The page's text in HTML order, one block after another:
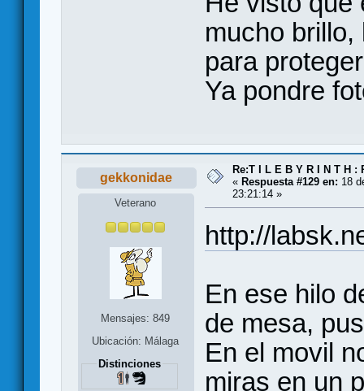
mucho
para
Ya pondre
gekkonidae
Veterano
Mensajes: 849
Ubicación: Málaga
Distinciones
Re:T I L E B Y R I N T H
« Respuesta #129 en: 18
23:21:14 »
http://
En ese hilo
de mesa,
En el movil
miras en un